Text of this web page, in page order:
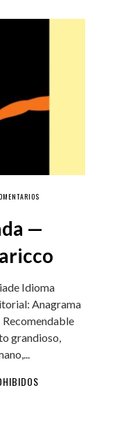
—
Idioma
Anagrama
grandioso,